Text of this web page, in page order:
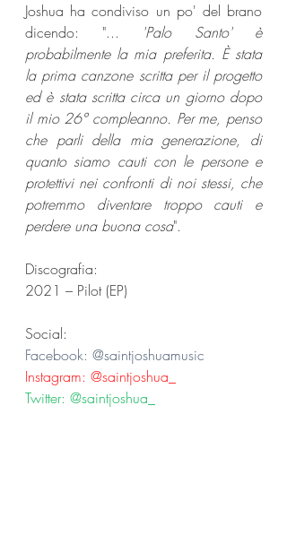
Joshua ha condiviso un po' del brano
dicendo: "...
'Palo Santo' è
probabilmente la mia preferita. È stata
la prima canzone scritta per il progetto
ed è stata scritta circa un giorno dopo
il mio 26° compleanno. Per me, penso
che parli della mia generazione, di
quanto siamo cauti con le persone e
protettivi nei confronti di noi stessi, che
potremmo diventare troppo cauti e
perdere una buona cosa".
Discografia:
2021 – Pilot (EP)
Social:
Facebook: @saintjoshuamusic
Instagram: @saintjoshua_
Twitter: @saintjoshua_